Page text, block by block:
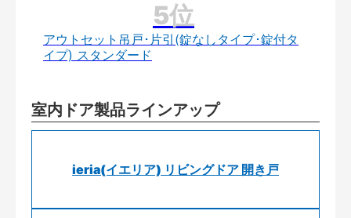
アウトセット吊戸･片引(錠なしタイプ･錠付タ
イプ) スタンダード
室内ドア製品ラインアップ
ieria(イエリア) リビングドア 開き戸